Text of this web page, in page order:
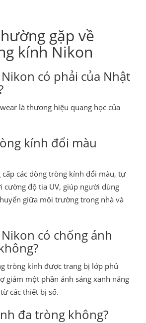
gặp về
kính Nikon
có phải của Nhật
là thương hiệu quang học của
kính đổi màu
cấp các dòng tròng kính đổi màu, tự
cường độ tia UV, giúp người dùng
giữa môi trường trong nhà và
có chống ánh
tròng kính được trang bị lớp phủ
giảm một phần ánh sáng xanh năng
các thiết bị số.
đa tròng không?